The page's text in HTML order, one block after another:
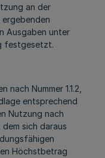
an der
ergebenden
Ausgaben unter
festgesetzt.
Nummer 1.1.2,
entsprechend
Nutzung nach
dem sich daraus
Höchstbetrag